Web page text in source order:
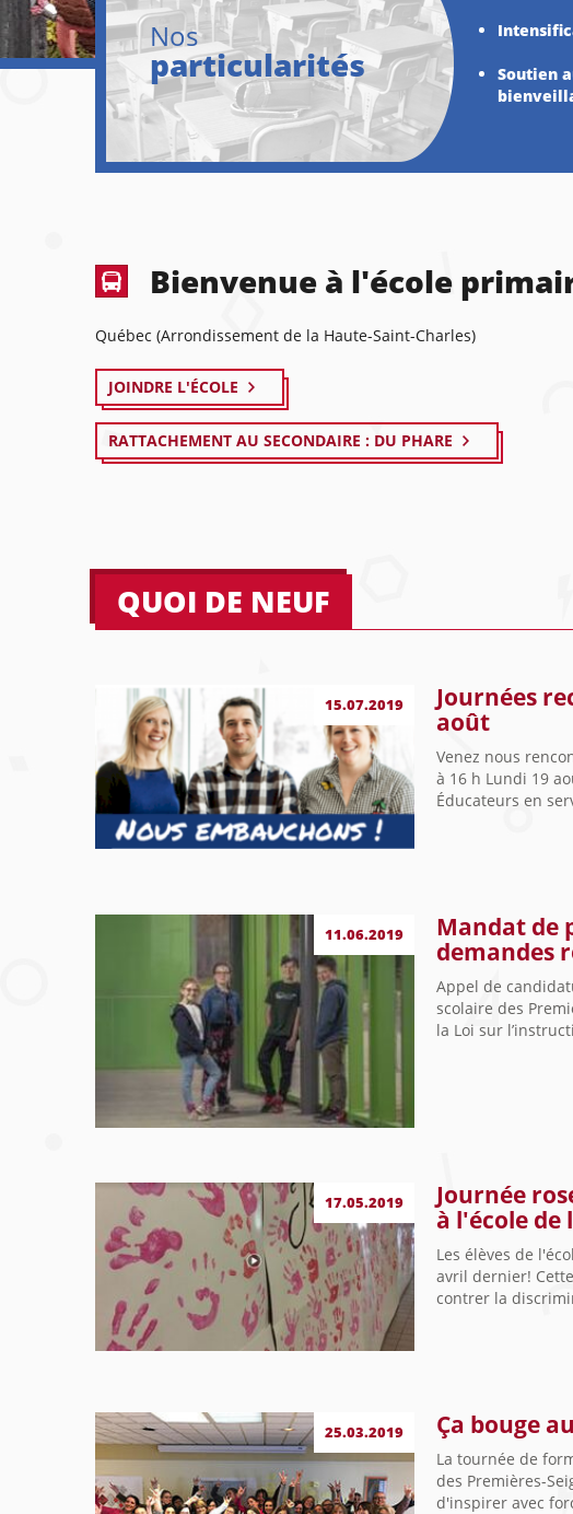
Nos
particularités
Soutien
Bienvenue à l'école
Québec (Arrondissement de la Haute-Saint-Charles)
JOINDRE L'ÉCOLE
RATTACHEMENT AU SECONDAIRE : DU PHARE
QUOI DE NEUF
15.07.2019
Journées
août
Venez nous
à 16 h Lundi 19
Éducateurs en
11.06.2019
Mandat de
demandes
Appel de
scolaire des
la Loi sur
17.05.2019
Journée
à l'école de
Les élèves de
avril dernier!
contrer la
25.03.2019 Ça bouge
La tournée de
des Premières-
d'inspirer avec